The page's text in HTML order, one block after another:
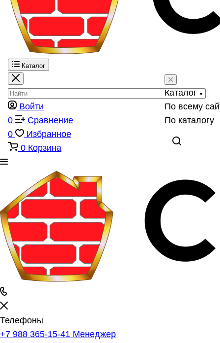
Каталог
Каталог
По всему
По каталогу
Войти
0
Сравнение
0
Избранное
0 Корзина
Телефоны
+7 988 365-15-41 Менеджер